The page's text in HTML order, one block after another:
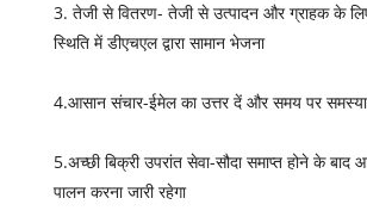
3. तेजी से वितरण- तेजी से उत्पादन और ग्राहक के
स्थिति में डीएचएल द्वारा सामान भेजना
4.आसान संचार-ईमेल का उत्तर दें और समय पर
5.अच्छी बिक्री उपरांत सेवा-सौदा समाप्त होने के
पालन करना जारी रहेगा